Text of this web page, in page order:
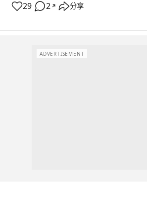
29 2 ↗ 分享
ADVERTISEMENT